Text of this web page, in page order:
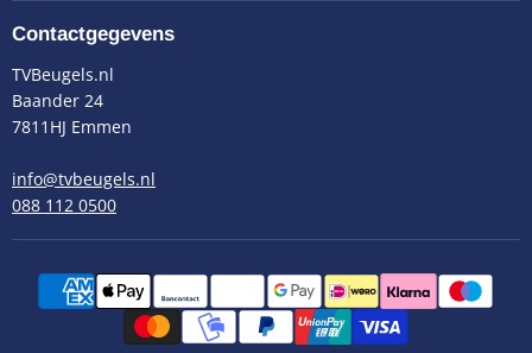
Contactgegevens
TVBeugels.nl
Baander 24
7811HJ Emmen
info@tvbeugels.nl
088 112 0500